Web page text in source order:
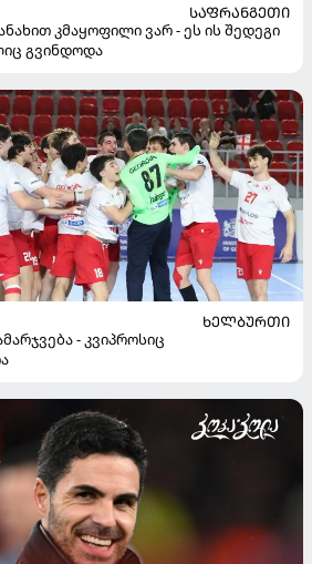
ᲡᲐᲤᲠᲐᲜᲒᲔᲗᲘ
კმაყოფილი ვარ - ეს ის შედეგი
გვინდოდა
ᲮᲔᲚᲑᲣᲠᲗᲘ
- კვიპროსიც